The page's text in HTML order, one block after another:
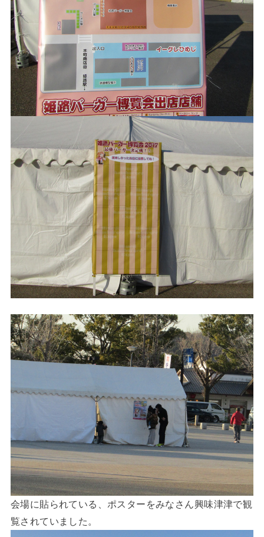
会場に貼られている、ポスターをみなさん興味津津で観
覧されていました。